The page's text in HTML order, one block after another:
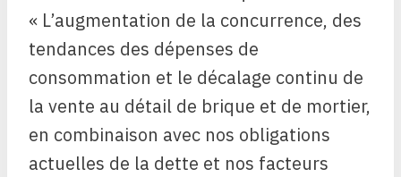
« L’augmentation de la concurrence, des
tendances des dépenses de
consommation et le décalage continu de
la vente au détail de brique et de mortier,
en combinaison avec nos obligations
actuelles de la dette et nos facteurs